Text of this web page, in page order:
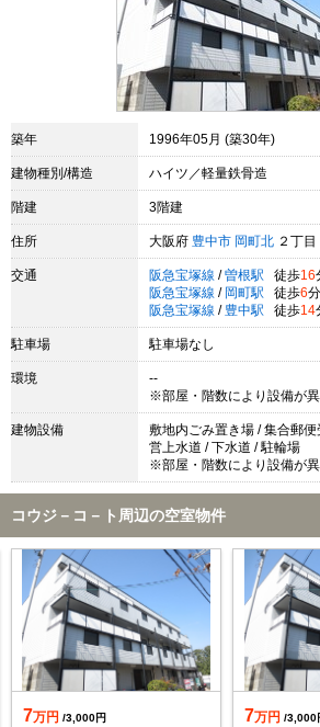
築年 1996年05月 (築30年)
建物種別/構造 ハイツ／軽量鉄骨造
階建 3階建
住所 大阪府 豊中市 岡町北 ２丁目
交通 阪急宝塚線 / 曽根駅 徒歩16
阪急宝塚線 / 岡町駅 徒歩6分
阪急宝塚線 / 豊中駅 徒歩14
駐車場 駐車場なし
環境
--
※部屋・階数により設備が異
建物設備
敷地内ごみ置き場 / 集合郵
営上水道 / 下水道 / 駐輪場
※部屋・階数により設備が異
コウジ－コ－ト周辺の空室物件
7万円 /3,000円 7万円 /3,000